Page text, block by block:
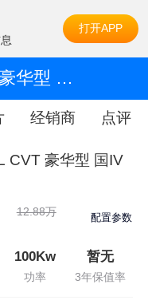
打开APP
2013款 1.8L CVT 豪华型 国IV
经销商 点评
CVT 豪华型 国IV
12.88万 配置参数
100Kw
功率
暂无
3年保值率